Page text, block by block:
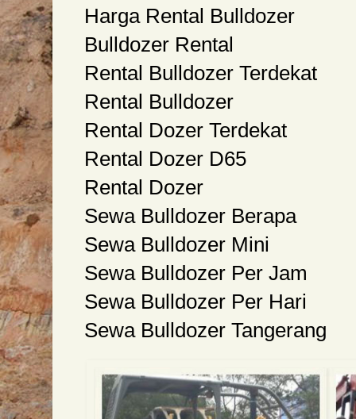
Harga Rental Bulldozer
Bulldozer Rental
Rental Bulldozer Terdekat
Rental Bulldozer
Rental Dozer Terdekat
Rental Dozer D65
Rental Dozer
Sewa Bulldozer Berapa
Sewa Bulldozer Mini
Sewa Bulldozer Per Jam
Sewa Bulldozer Per Hari
Sewa Bulldozer Tangerang